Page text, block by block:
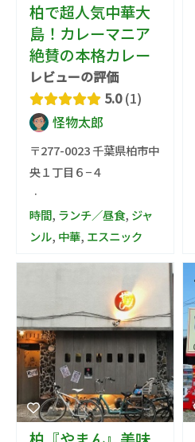
柏で超人気中華大
島！カレーマニア
絶賛の本格カレー
レビューの評価
5.0 1
怪物太郎
〒277-0023 千葉県柏市中
央１丁目６−４
·
時間, ランチ／昼食, ジャ
ンル, 中華, エスニック